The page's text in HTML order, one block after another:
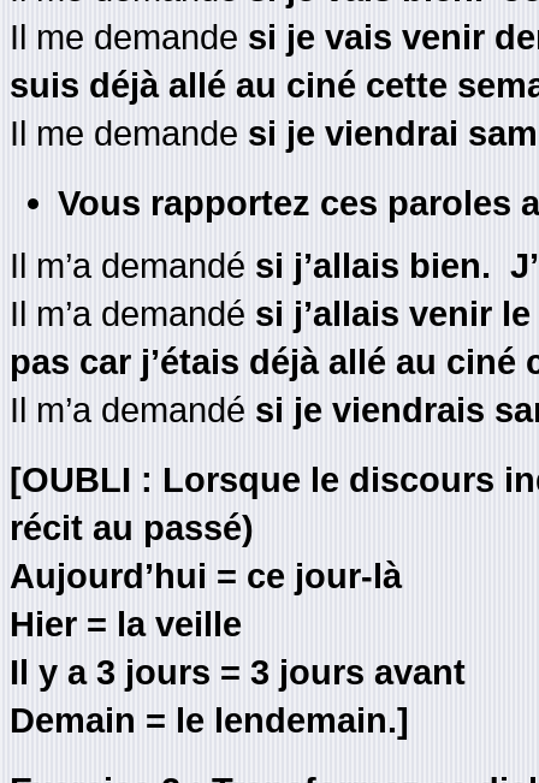
Il me demande si je vais venir
suis déjà allé au ciné cette
Il me demande si je viendrai
Vous rapportez ces paroles
Il m’a demandé si j’allais bien.
Il m’a demandé si j’allais venir
pas car j’étais déjà allé au ciné
Il m’a demandé si je viendrais
[OUBLI : Lorsque le discours
récit au passé)
Aujourd’hui = ce jour-là
Hier = la veille
Il y a 3 jours = 3 jours avant
Demain = le lendemain.]